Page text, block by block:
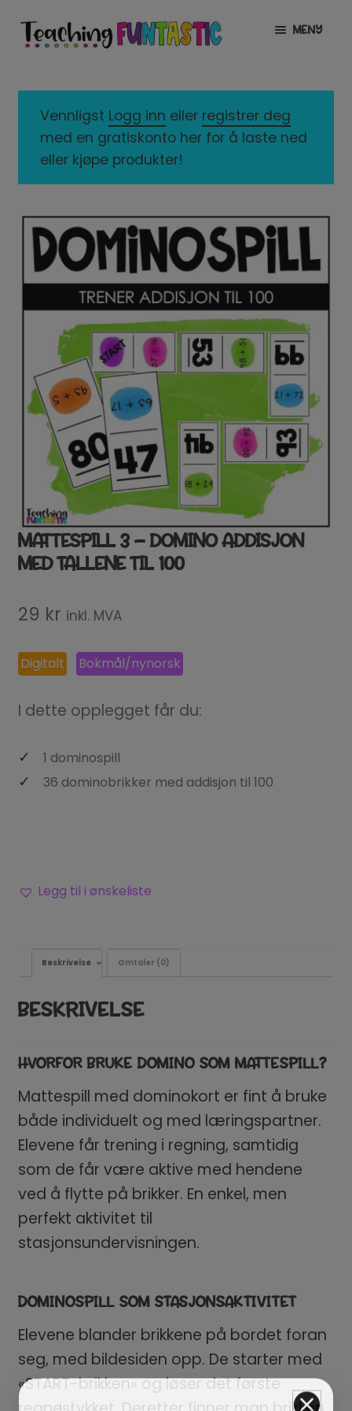
Hopp
til
Hopp
til
MENY
UNDERMENY
MIN KONTO
UNDERMENY
LISENSER
UTVID
UNDERMENY
TIPSHJØRNET
KURS
Vennligst Logg inn eller registrer deg
med en gratiskonto her for å laste ned
eller kjøpe produkter!
MATTESPILL 3 – DOMINO ADDISJON
MED TALLENE TIL 100
29 kr inkl. MVA
Digitalt Bokmål/nynorsk
I dette opplegget får du:
1 dominospill
36 dominobrikker med addisjon til 100
Legg til i ønskeliste
Beskrivelse Omtaler (0)
BESKRIVELSE
HVORFOR BRUKE DOMINO SOM MATTESPILL?
Mattespill med dominokort er fint å bruke
både individuelt og med læringspartner.
Elevene får trening i regning, samtidig
som de får være aktive med hendene
ved å flytte på brikker. En enkel, men
perfekt aktivitet til
stasjonsundervisningen.
DOMINOSPILL SOM STASJONSAKTIVITET
Elevene blander brikkene på bordet foran
seg, med bildesiden opp. De starter med
«START-brikken» og løser det første